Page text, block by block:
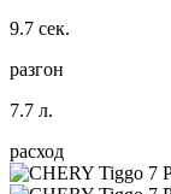
9.7 сек.
разгон
7.7 л.
расход